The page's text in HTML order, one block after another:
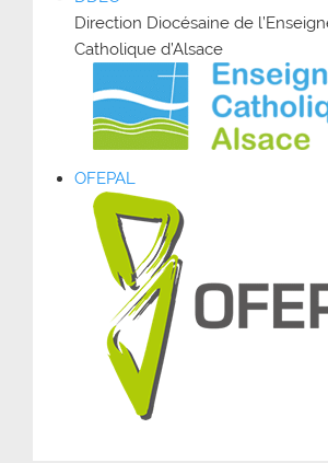
Direction Diocésaine de
Catholique d’Alsace
OFEPAL